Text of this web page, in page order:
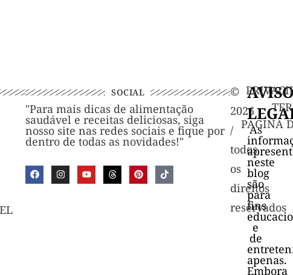
SOCIAL
"Para mais dicas de alimentação
saudável e receitas deliciosas, siga
nosso site nas redes sociais e fique por
dentro de todas as novidades!"
©️
2026
/
todos
os
direitos
reservados
PAGINA
As
neste
blog
são
para
fins
e
de
apenas.
Embora